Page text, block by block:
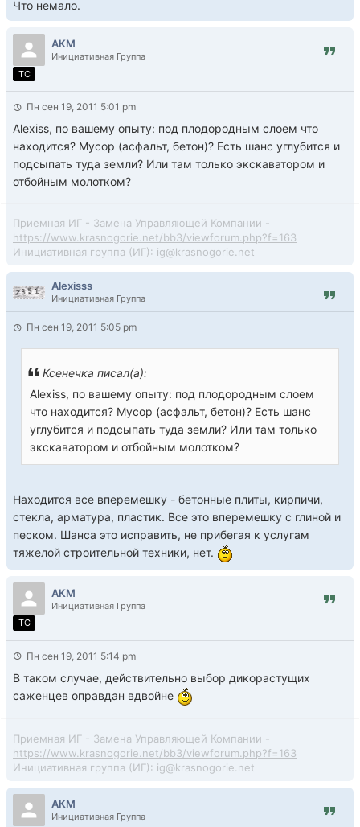
Что немало.
АКМ
Инициативная Группа
TC
Пн сен 19, 2011 5:01 pm
Alexiss, по вашему опыту: под плодородным слоем что
находится? Мусор (асфальт, бетон)? Есть шанс углубится и
подсыпать туда земли? Или там только экскаватором и
отбойным молотком?
Приемная ИГ - Замена Управляющей Компании -
https://www.krasnogorie.net/bb3/viewforum.php?f=163
Инициативная группа (ИГ): ig@krasnogorie.net
Alexisss
Инициативная Группа
Пн сен 19, 2011 5:05 pm
Ксенечка писал(а):
Alexiss, по вашему опыту: под плодородным слоем
что находится? Мусор (асфальт, бетон)? Есть шанс
углубится и подсыпать туда земли? Или там только
экскаватором и отбойным молотком?
Находится все вперемешку - бетонные плиты, кирпичи,
стекла, арматура, пластик. Все это вперемешку с глиной и
песком. Шанса это исправить, не прибегая к услугам
тяжелой строительной техники, нет.
АКМ
Инициативная Группа
TC
Пн сен 19, 2011 5:14 pm
В таком случае, действительно выбор дикорастущих
саженцев оправдан вдвойне
Приемная ИГ - Замена Управляющей Компании -
https://www.krasnogorie.net/bb3/viewforum.php?f=163
Инициативная группа (ИГ): ig@krasnogorie.net
АКМ
Инициативная Группа